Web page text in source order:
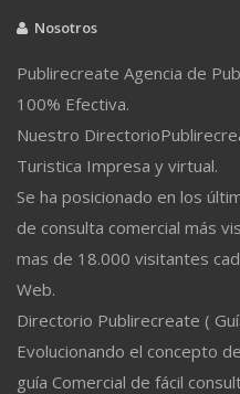
Nosotros
Publirecreate Agencia de
100% Efectiva.
Nuestro
Turistica Impresa y virtual.
Se ha posicionado en los
de consulta comercial más
mas de 18.000 visitantes
Web.
Directorio Publirecreate (
Evolucionando el concepto
guía Comercial de fácil